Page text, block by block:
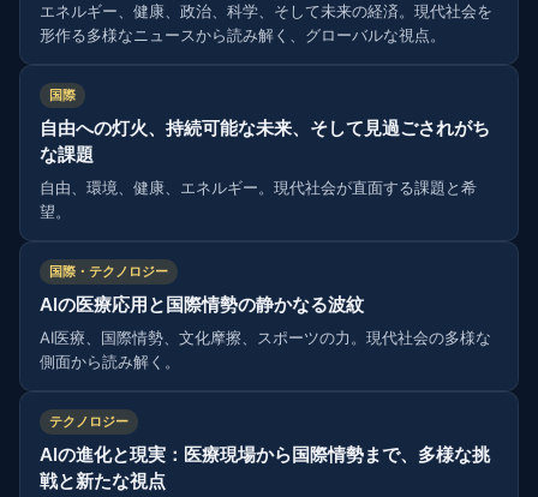
エネルギー、健康、政治、科学、そして未来の経済。現代社会を
形作る多様なニュースから読み解く、グローバルな視点。
国際
自由への灯火、持続可能な未来、そして見過ごされがち
な課題
自由、環境、健康、エネルギー。現代社会が直面する課題と希
望。
国際・テクノロジー
AIの医療応用と国際情勢の静かなる波紋
AI医療、国際情勢、文化摩擦、スポーツの力。現代社会の多様な
側面から読み解く。
テクノロジー
AIの進化と現実：医療現場から国際情勢まで、多様な挑
戦と新たな視点